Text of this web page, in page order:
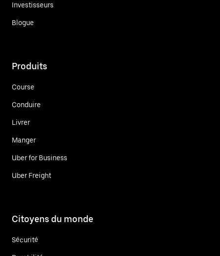
Investisseurs
Blogue
Produits
Course
Conduire
Livrer
Manger
Uber for Business
Uber Freight
Citoyens du monde
Sécurité